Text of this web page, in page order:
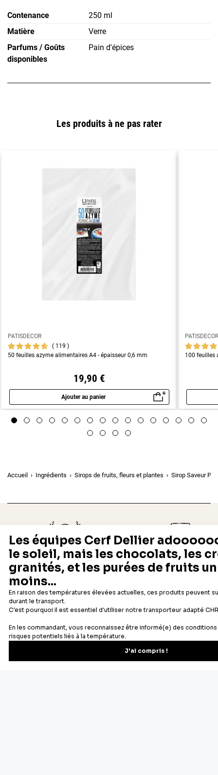
Contenance
250 ml
Matière
Verre
Parfums / Goûts
disponibles
Pain d'épices
Les produits à ne pas rater
PATISDECOR
119
50 feuilles azyme alimentaires A4 - épaisseur 0,6 mm
19,90 €
Ajouter au panier
Aperçu rapide
100 feuilles
Accueil Ingrédients Sirops de fruits, fleurs et plantes Sirop Saveur
Depuis 1932
Fabricant français reconnu
Livraison rapide 24/48h
Offerte dès 69 € en point
Newsletter
Recevez les recettes, astuces et offres spéciales.